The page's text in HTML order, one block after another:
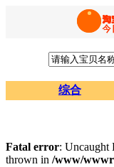
综合
Fatal error: Uncaught
thrown in /www/